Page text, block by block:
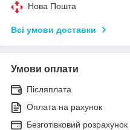
Нова Пошта
Всі умови доставки
Умови оплати
Післяплата
Оплата на рахунок
Безготівковий розрахунок